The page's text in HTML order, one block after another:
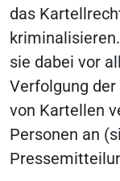
das
sie dabei vor
Verfolgung
von Kartellen
Personen an